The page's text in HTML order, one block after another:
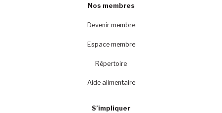
Nos membres
Devenir membre
Espace membre
Répertoire
Aide alimentaire
S’impliquer